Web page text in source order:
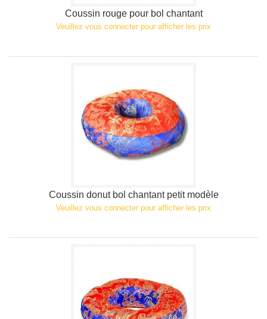
Coussin rouge pour bol chantant
Veuillez vous connecter pour afficher les prix
Coussin donut bol chantant petit modèle
Veuillez vous connecter pour afficher les prix